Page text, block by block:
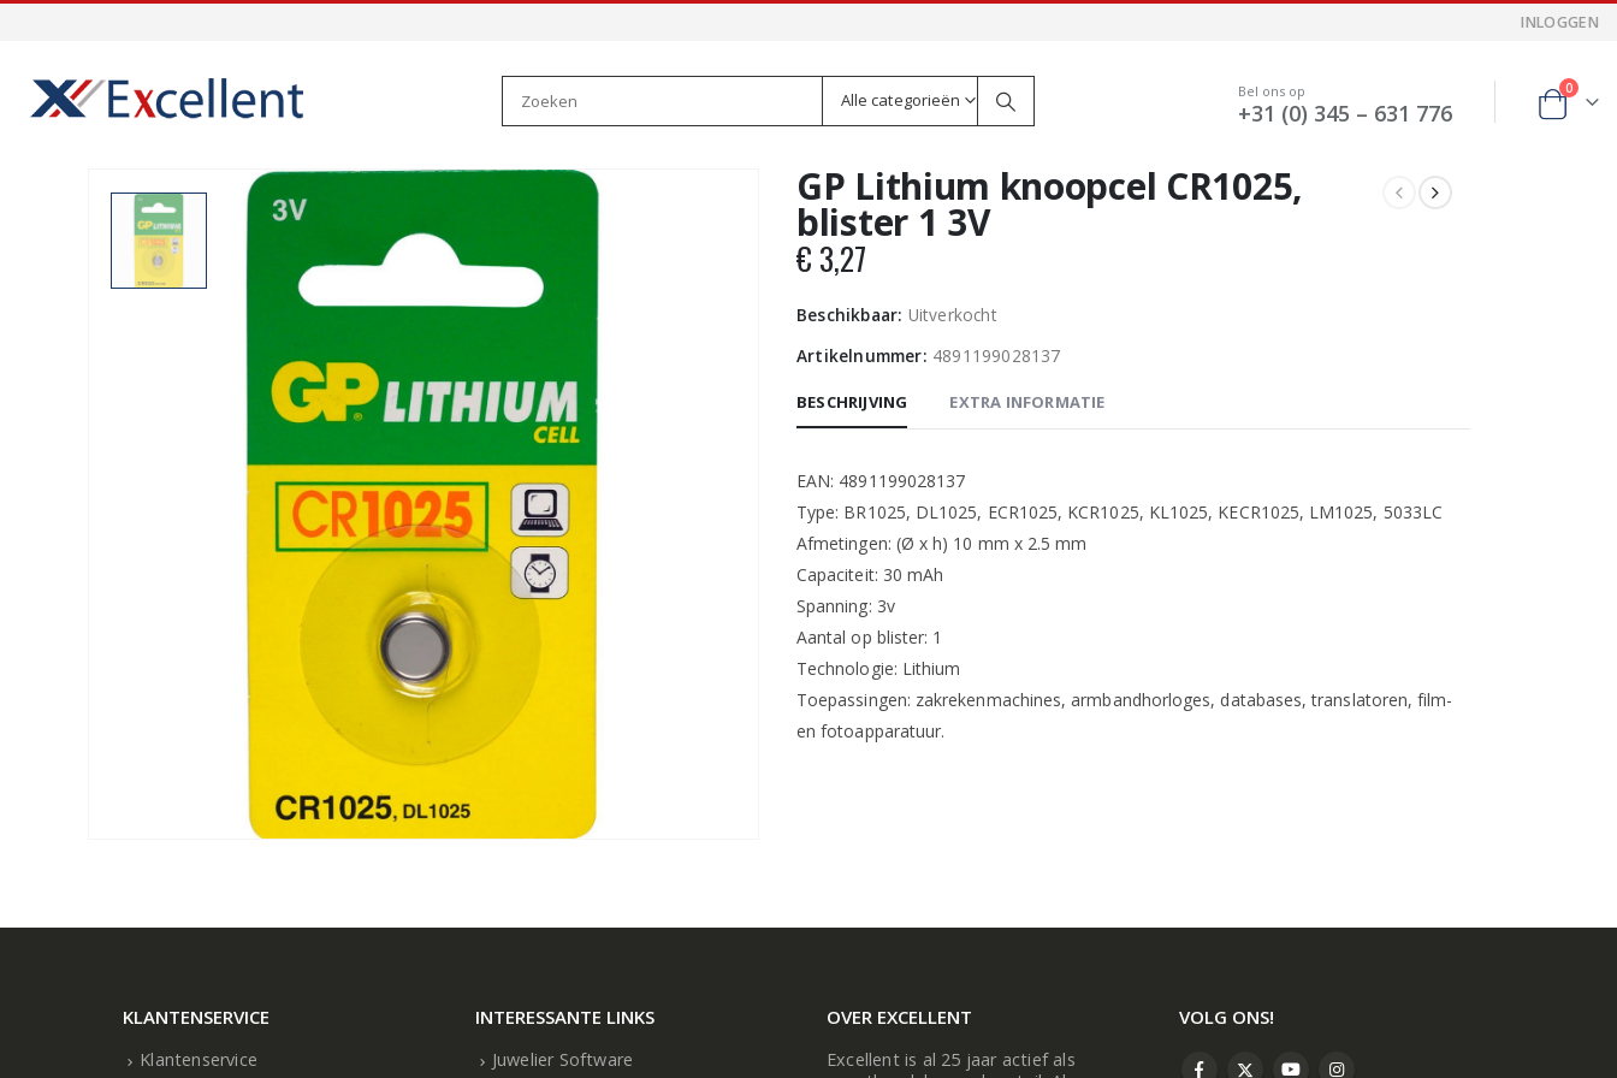
INLOGGEN
Alle categorieën Bel ons op
+31 (0) 345 – 631 776
0
GP Lithium knoopcel CR1025,
blister 1 3V
€ 3,27
Beschikbaar: Uitverkocht
Artikelnummer: 4891199028137
BESCHRIJVING EXTRA INFORMATIE
EAN: 4891199028137
Type: BR1025, DL1025, ECR1025, KCR1025, KL1025, KECR1025, LM1025, 5033LC
Afmetingen: (Ø x h) 10 mm x 2.5 mm
Capaciteit: 30 mAh
Spanning: 3v
Aantal op blister: 1
Technologie: Lithium
Toepassingen: zakrekenmachines, armbandhorloges, databases, translatoren, film-
en fotoapparatuur.
KLANTENSERVICE
Klantenservice
INTERESSANTE LINKS
Juwelier Software
OVER EXCELLENT
Excellent is al 25 jaar actief als
VOLG ONS!